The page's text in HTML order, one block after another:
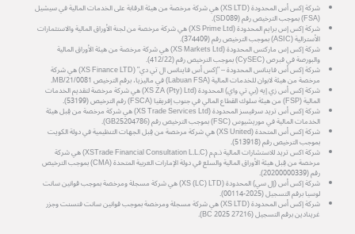
شركة إكس أس المحدودة (XS LTD) هي شركة مرخصة من هيئة الرقابة على الخدمات المالية في سيشيل
(FSA) بموجب الترخيص رقم (SD089).
شركة إكس إس برايم المحدودة (XS Prime Ltd) هي شركة مرخصة من لجنة الأوراق المالية والاستثمارات
الأسترالية (ASIC) بموجب الترخيص رقم (374409).
شركة إكس إس ماركتس المحدودة (XS Markets Ltd) هي شركة مرخصة من هيئة الأوراق المالية
والبورصة في قبرص (CySEC) بموجب الترخيص رقم (412/22).
شركة إكس أس فاينانس المحدودة – "إكس أس فاينانس ال تي دي" (XS Finance LTD) هي شركة
مرخصة من هيئة لابوان للخدمات المالية (Labuan FSA) في ماليزيا، برقم الترخيص MB/21/0081.
شركة إكس أس زي إيه (بي تي واي) المحدودة (XS ZA (Pty) Ltd) هي شركة مرخصة لتقديم الخدمات
المالية (FSP) من هيئة سلوك القطاع المالي في جنوب إفريقيا (FSCA) رقم الترخيص (53199).
شركة إكس أس تريد سرفيسز المحدودة (XS Trade Services Ltd) هي شركة مرخصة من قِبل هيئة
الخدمات المالية في موريشيوس (FSC) بموجب الترخيص رقم (GB25204786).
شركة إكس أس المتحدة (XS United) هي شركة مرخصة من قِبل الجهات التنظيمية في دولة الكويت
بموجب الترخيص رقم (513918).
شركة اكس تريد للاستشارات المالية ذ.م.م (XSTrade Financial Consultation L.L.C) هي شركة
مرخصة من قِبل هيئة الأوراق المالية والسلع في دولة الإمارات العربية المتحدة (CMA) بموجب الترخيص
رقم (20200000339).
شركة إكس أس (إل سي) المحدودة (XS (LC) LTD) هي شركة مسجلة ومرخصة بموجب قوانين سانت
لوسيا برقم التسجيل (2025-00114).
شركة إكس أس المحدودة (XS LTD) هي شركة مسجلة ومرخصة بموجب قوانين سانت فنسنت وجزر
غرينادين برقم التسجيل (27216 BC 2025).